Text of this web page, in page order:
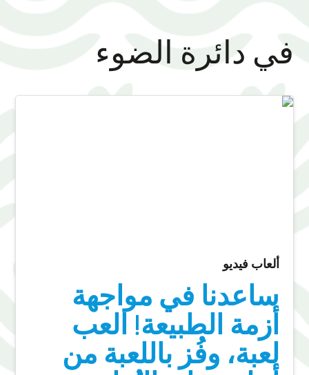
في دائرة الضوء
ألعاب فيديو
ساعدنا في مواجهة
أزمة الطبيعة! العب
لعبة، وفُز باللعبة من